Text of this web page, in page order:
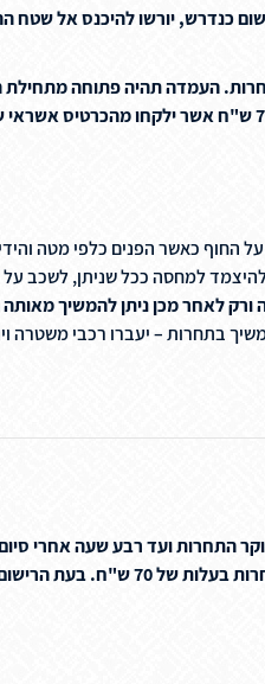
כנדרש, יורשו להיכנס אל
העמדה תהיה פתוחה
כאשר הפנים כלפי מטה
למחסה ככל שניתן, לשכב
בתחרות – יעברו רכבי משטרה
התחרות ועד רבע שעה אחרי
הסכמתם על כך ואישרתם זאת.